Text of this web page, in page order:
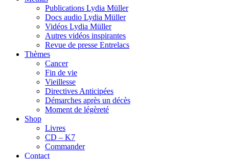
Publications Lydia Müller
Docs audio Lydia Müller
Vidéos Lydia Müller
Autres vidéos inspirantes
Revue de presse Entrelacs
Thèmes
Cancer
Fin de vie
Vieillesse
Directives Anticipées
Démarches après un décès
Moment de légèreté
Shop
Livres
CD – K7
Commander
Contact